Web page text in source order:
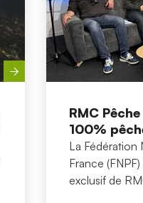
RMC
100%
La Fédération
France
exclusif de